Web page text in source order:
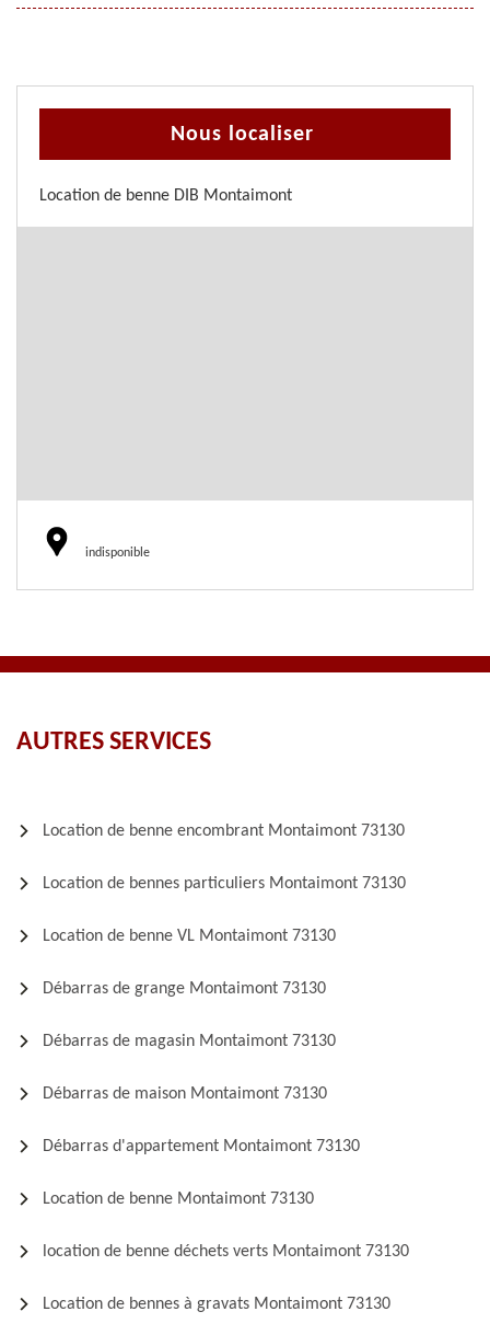
Nous localiser
Location de benne DIB Montaimont
indisponible
AUTRES SERVICES
Location de benne encombrant Montaimont 73130
Location de bennes particuliers Montaimont 73130
Location de benne VL Montaimont 73130
Débarras de grange Montaimont 73130
Débarras de magasin Montaimont 73130
Débarras de maison Montaimont 73130
Débarras d'appartement Montaimont 73130
Location de benne Montaimont 73130
location de benne déchets verts Montaimont 73130
Location de bennes à gravats Montaimont 73130